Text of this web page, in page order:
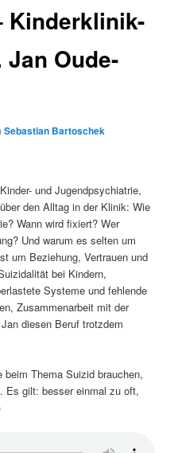
Kinderklinik-
Jan Oude-
Sebastian Bartoschek
und Jugendpsychiatrie,
den Alltag in der Klinik: Wie
Wann wird fixiert? Wer
Und warum es selten um
um Beziehung, Vertrauen und
bei Kindern,
Systeme und fehlende
Zusammenarbeit mit der
diesen Beruf trotzdem
Thema Suizid brauchen,
Es gilt: besser einmal zu oft,